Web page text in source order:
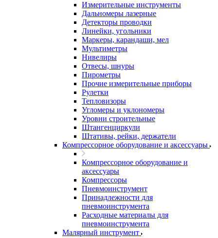
Измерительные инструменты
Дальномеры лазерные
Детекторы проводки
Линейки, угольники
Маркеры, карандаши, мел
Мультиметры
Нивелиры
Отвесы, шнуры
Пирометры
Прочие измерительные приборы
Рулетки
Тепловизоры
Угломеры и уклономеры
Уровни строительные
Штангенциркули
Штативы, рейки, держатели
Компрессорное оборудование и аксессуары
Компрессорное оборудование и
аксессуары
Компрессоры
Пневмоинструмент
Принадлежности для
пневмоинструмента
Расходные материалы для
пневмоинструмента
Малярный инструмент